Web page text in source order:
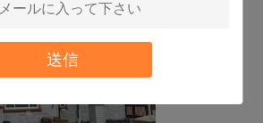
送信